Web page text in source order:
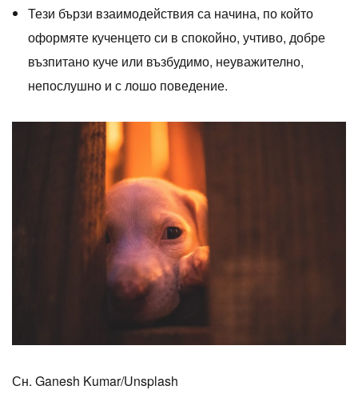
Тези бързи взаимодействия са начина, по който
оформяте кученцето си в спокойно, учтиво, добре
възпитано куче или възбудимо, неуважително,
непослушно и с лошо поведение.
Сн. Ganesh Kumar/Unsplash